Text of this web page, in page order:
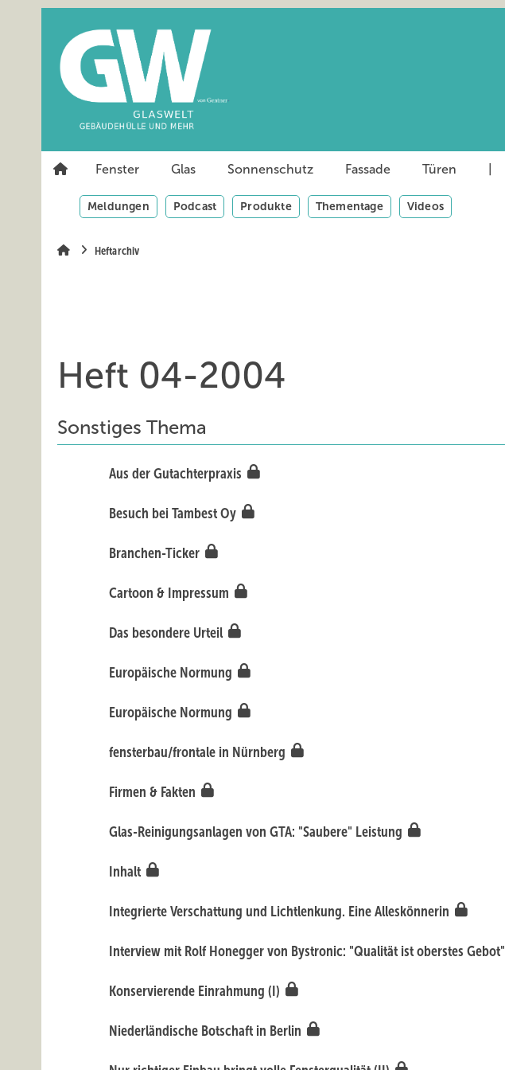
Fenster Glas Sonnenschutz Fassade Türen
Meldungen Podcast Produkte Thementage Videos
Heftarchiv
Heft 04-2004
Sonstiges Thema
Aus der Gutachterpraxis
Besuch bei Tambest Oy
Branchen-Ticker
Cartoon & Impressum
Das besondere Urteil
Europäische Normung
Europäische Normung
fensterbau/frontale in Nürnberg
Firmen & Fakten
Glas-Reinigungsanlagen von GTA: "Saubere" Leistung
Inhalt
Integrierte Verschattung und Lichtlenkung. Eine Alleskönnerin
Interview mit Rolf Honegger von Bystronic: "Qualität ist oberstes Gebot"
Konservierende Einrahmung (I)
Niederländische Botschaft in Berlin